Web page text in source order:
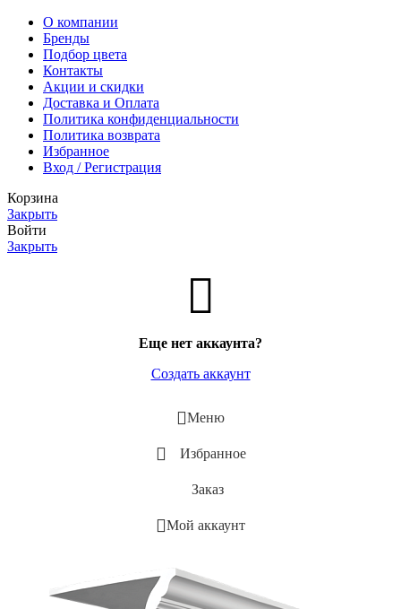
О компании
Бренды
Подбор цвета
Контакты
Акции и скидки
Доставка и Оплата
Политика конфиденциальности
Политика возврата
Избранное
Вход / Регистрация
Корзина
Закрыть
Войти
Закрыть
Еще нет аккаунта?
Создать аккаунт
Меню
Избранное
Заказ
Мой аккаунт